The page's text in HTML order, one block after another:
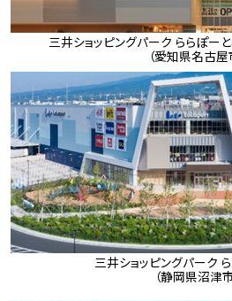
三井ショッピングパーク ららぽー
（愛知県名古屋
三井ショッピングパーク
（静岡県沼津市